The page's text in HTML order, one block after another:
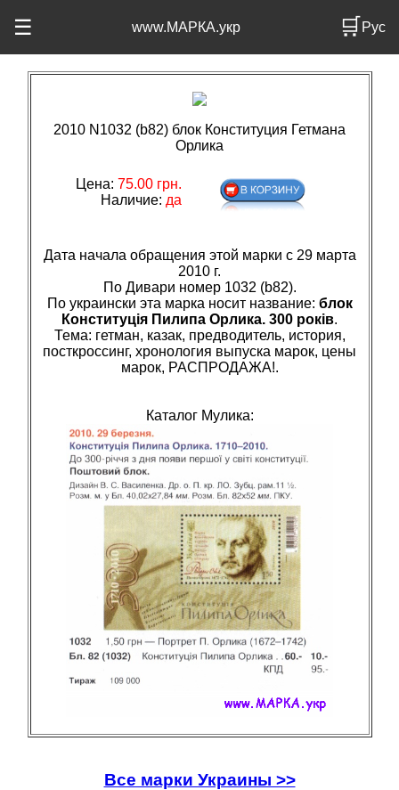
☰ www.МАРКА.укр 🛒Рус
2010 N1032 (b82) блок Конституция Гетмана
Орлика
Цена: 75.00 грн.
Наличие: да
Дата начала обращения этой марки с 29 марта
2010 г.
По Дивари номер 1032 (b82).
По украински эта марка носит название: блок
Конституція Пилипа Орлика. 300 років.
Тема: гетман, казак, предводитель, история,
посткроссинг, хронология выпуска марок, цены
марок, РАСПРОДАЖА!.
Каталог Мулика:
Все марки Украины >>